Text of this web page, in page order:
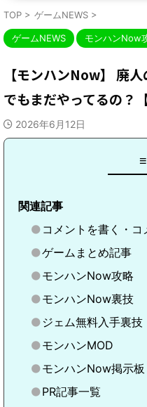
TOP > ゲームNEWS >
ゲームNEWS モンハンNow
【モンハンNow】 廃
でもまだやってるの？
2026年6月12日
関連記事
コメントを書く・コ
ゲームまとめ記事
モンハンNow攻略
モンハンNow裏技
ジェム無料入手裏技
モンハンMOD
モンハンNow掲示板
PR記事一覧